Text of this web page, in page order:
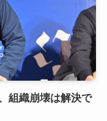
組織崩壊は解決で